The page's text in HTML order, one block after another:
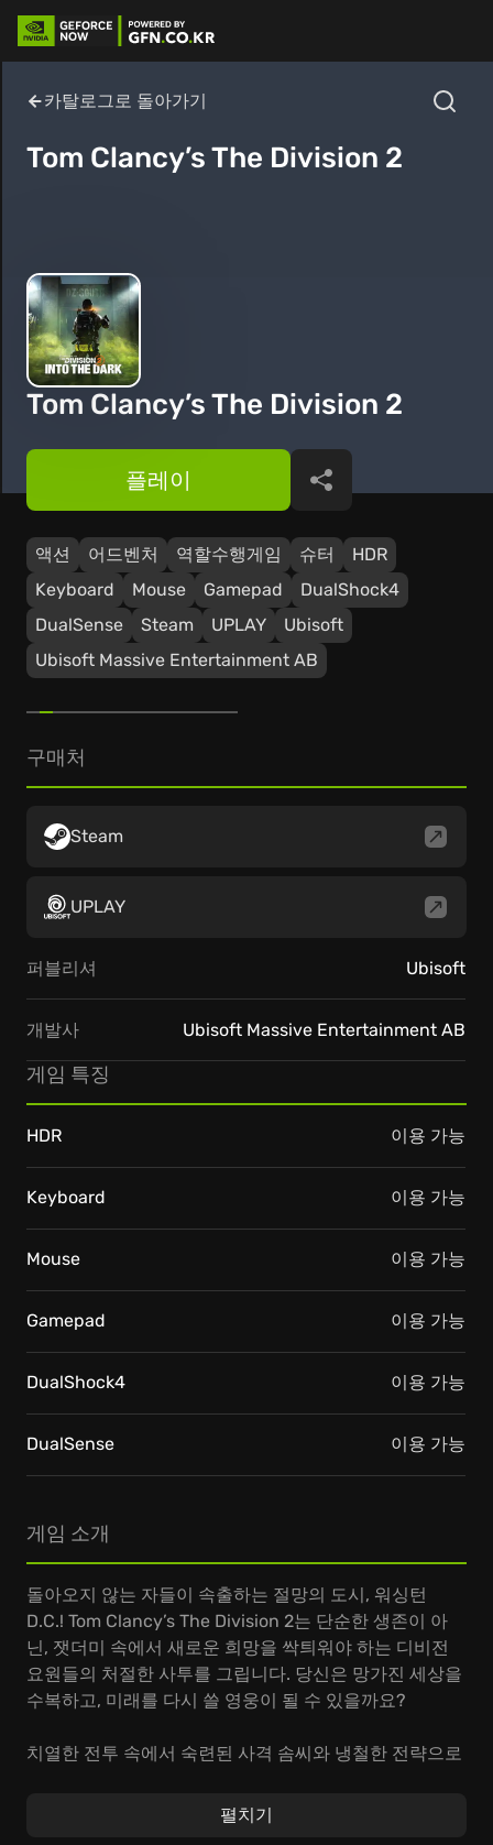
카탈로그로 돌아가기
Tom Clancy’s The Division 2
Tom Clancy’s The Division 2
액션 어드벤처 역할수행게임 슈터
HDR
Keyboard
Mouse Gamepad
DualShock4
DualSense
Steam UPLAY
Ubisoft
Ubisoft Massive Entertainment AB
플레이 공유
게임 소개
돌아오지 않는 자들이 속출하는 절망의 도시, 워싱턴
D.C.! Tom Clancy’s The Division 2는 단순한 생존이 아
닌, 잿더미 속에서 새로운 희망을 싹틔워야 하는 디비전
요원들의 처절한 사투를 그립니다. 당신은 망가진 세상을
수복하고, 미래를 다시 쓸 영웅이 될 수 있을까요?
치열한 전투 속에서 숙련된 사격 솜씨와 냉철한 전략으로
를 쟁취하세요. 레벨을 올리고, 최고 등급 장비를 획득하
펼치기
구매처
Steam
UPLAY
퍼블리셔 Ubisoft
개발사 Ubisoft Massive Entertainment AB
게임 특징
HDR 이용 가능
Keyboard 이용 가능
Mouse 이용 가능
Gamepad 이용 가능
DualShock4 이용 가능
DualSense 이용 가능